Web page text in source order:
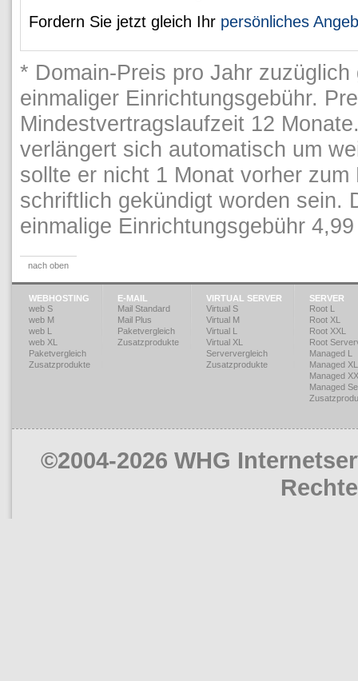
Fordern Sie jetzt gleich Ihr persönliches
* Domain-Preis pro Jahr zuzüglich
einmaliger Einrichtungsgebühr.
Mindestvertragslaufzeit 12
verlängert sich automatisch um
sollte er nicht 1 Monat vorher zum
schriftlich gekündigt worden sein.
einmalige Einrichtungsgebühr
nach oben
WEBHOSTING
web S
web M
web L
web XL
Paketvergleich
Zusatzprodukte
E-MAIL
Mail Standard
Mail Plus
Paketvergleich
Zusatzprodukte
VIRTUAL SERVER
Virtual S
Virtual M
Virtual L
Virtual XL
Serververgleich
Zusatzprodukte
SERVER
Root L
Root XL
Root XXL
Root
Managed L
Managed XL
Managed
Managed
©2004-2026 WHG